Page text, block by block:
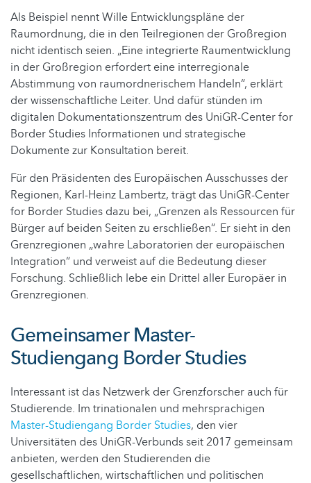
Als Beispiel nennt Wille Entwicklungspläne der
Raumordnung, die in den Teilregionen der Großregion
nicht identisch seien. „Eine integrierte Raumentwicklung
in der Großregion erfordert eine interregionale
Abstimmung von raumordnerischem Handeln“, erklärt
der wissenschaftliche Leiter. Und dafür stünden im
digitalen Dokumentationszentrum des UniGR-Center for
Border Studies Informationen und strategische
Dokumente zur Konsultation bereit.
Für den Präsidenten des Europäischen Ausschusses der
Regionen, Karl-Heinz Lambertz, trägt das UniGR-Center
for Border Studies dazu bei, „Grenzen als Ressourcen für
Bürger auf beiden Seiten zu erschließen“. Er sieht in den
Grenzregionen „wahre Laboratorien der europäischen
Integration“ und verweist auf die Bedeutung dieser
Forschung. Schließlich lebe ein Drittel aller Europäer in
Grenzregionen.
Gemeinsamer Master-
Studiengang Border Studies
Interessant ist das Netzwerk der Grenzforscher auch für
Studierende. Im trinationalen und mehrsprachigen
Master-Studiengang Border Studies, den vier
Universitäten des UniGR-Verbunds seit 2017 gemeinsam
anbieten, werden den Studierenden die
gesellschaftlichen, wirtschaftlichen und politischen